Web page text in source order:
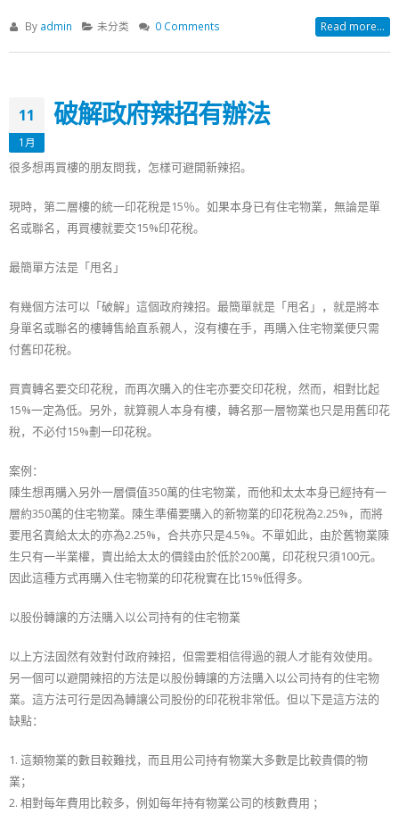
By admin 未分类 0 Comments Read more...
11
1月
破解政府辣招有辦法
很多想再買樓的朋友問我，怎樣可避開新辣招。
現時，第二層樓的統一印花稅是15％。如果本身已有住宅物業，無論是單
名或聯名，再買樓就要交15%印花稅。
最簡單方法是「甩名」
有幾個方法可以「破解」這個政府辣招。最簡單就是「甩名」，就是將本
身單名或聯名的樓轉售給直系親人，沒有樓在手，再購入住宅物業便只需
付舊印花稅。
買賣轉名要交印花稅，而再次購入的住宅亦要交印花稅，然而，相對比起
15%一定為低。另外，就算親人本身有樓，轉名那一層物業也只是用舊印花
稅，不必付15%劃一印花稅。
案例：
陳生想再購入另外一層價值350萬的住宅物業，而他和太太本身已經持有一
層約350萬的住宅物業。陳生準備要購入的新物業的印花稅為2.25%，而將
要甩名賣給太太的亦為2.25%，合共亦只是4.5%。不單如此，由於舊物業陳
生只有一半業權，賣出給太太的價錢由於低於200萬，印花稅只須100元。
因此這種方式再購入住宅物業的印花稅實在比15%低得多。
以股份轉讓的方法購入以公司持有的住宅物業
以上方法固然有效對付政府辣招，但需要相信得過的親人才能有效使用。
另一個可以避開辣招的方法是以股份轉讓的方法購入以公司持有的住宅物
業。這方法可行是因為轉讓公司股份的印花稅非常低。但以下是這方法的
缺點：
1. 這類物業的數目較難找，而且用公司持有物業大多數是比較貴價的物
業；
2. 相對每年費用比較多，例如每年持有物業公司的核數費用 ；